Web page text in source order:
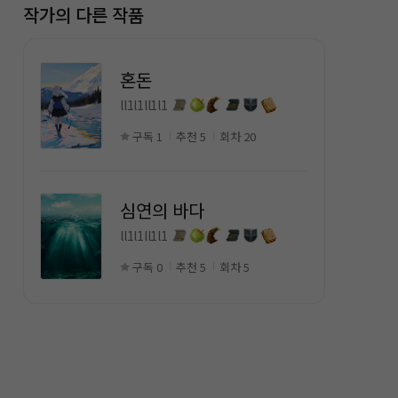
작가의 다른 작품
혼돈
ll1l1ll1l1
구독 1 추천 5 회차 20
심연의 바다
ll1l1ll1l1
구독 0 추천 5 회차 5